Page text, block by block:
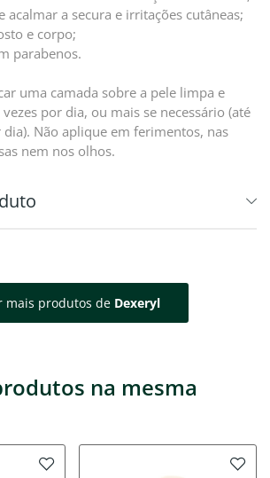
acalmar a secura e irritações cutâneas;
e corpo;
parabenos.
uma camada sobre a pele limpa e
por dia, ou mais se necessário (até
dia). Não aplique em ferimentos, nas
nem nos olhos.
mais produtos de Dexeryl
na mesma